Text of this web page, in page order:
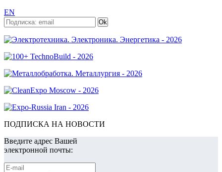
EN
ПОДПИСКА НА НОВОСТИ
Введите адрес Вашей
электронной почты: